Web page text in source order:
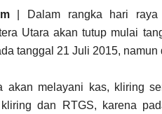
| Dalam rangka hari raya
Utara akan tutup mulai
tanggal 21 Juli 2015, namun
akan melayani kas, kliring
dan RTGS, karena